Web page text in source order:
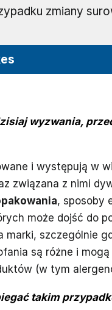
zmiany
wyzwania,
i występują w
związana z nimi
, sposoby
może dojść do
marki, szczególnie
są różne i
(w tym
takim